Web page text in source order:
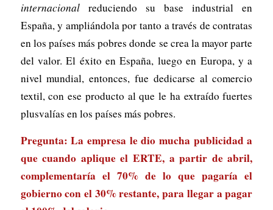
internacionalreduciendo su base industrial en
España, y ampliándola por tanto a través de contratas
en los países más pobres donde se crea la mayor parte
del valor. El éxito en España, luego en Europa, y a
nivel mundial, entonces, fue dedicarse al comercio
textil, con ese producto al que le ha extraído fuertes
plusvalías en los países más pobres.
Pregunta: La empresa le dio mucha publicidad a
que cuando aplique el ERTE, a partir de abril,
complementaría el 70% de lo que pagaría el
gobierno con el 30% restante, para llegar a pagar